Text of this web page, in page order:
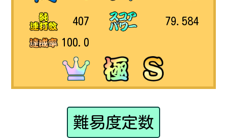
407
100.0
79.584
難易度定数